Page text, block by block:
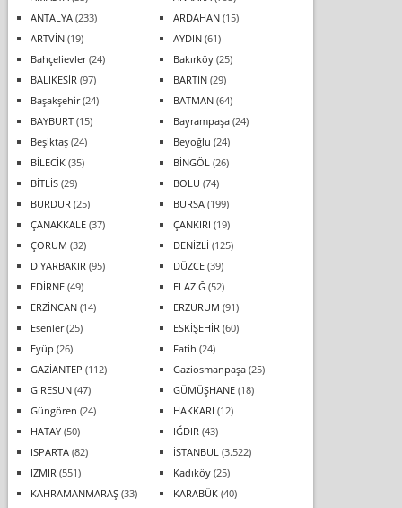
ANTALYA(233) ARDAHAN(15)
ARTVİN(19) AYDIN(61)
Bahçelievler(24) Bakırköy(25)
BALIKESİR (97) BARTIN(29)
Başakşehir(24) BATMAN(64)
BAYBURT(15) Bayrampaşa(24)
Beşiktaş(24) Beyoğlu (24)
BİLECİK(35) BİNGÖL (26)
BİTLİS(29) BOLU (74)
BURDUR (25) BURSA(199)
ÇANAKKALE(37) ÇANKIRI (19)
ÇORUM (32) DENİZLİ (125)
DİYARBAKIR (95) DÜZCE(39)
EDİRNE(49) ELAZIĞ(52)
ERZİNCAN(14) ERZURUM (91)
Esenler(25) ESKİŞEHİR (60)
Eyüp (26) Fatih (24)
GAZİANTEP (112) Gaziosmanpaşa(25)
GİRESUN(47) GÜMÜŞHANE(18)
Güngören (24) HAKKARİ (12)
HATAY(50) IĞDIR (43)
ISPARTA(82) İSTANBUL (3.522)
İZMİR (551) Kadıköy(25)
KAHRAMANMARAŞ(33) KARABÜK(40)